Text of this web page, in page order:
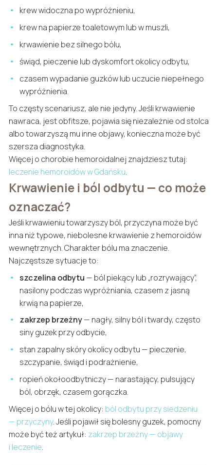
krew widoczna po wypróżnieniu,
krew na papierze toaletowym lub w muszli,
krwawienie bez silnego bólu,
świąd, pieczenie lub dyskomfort okolicy odbytu,
czasem wypadanie guzków lub uczucie niepełnego
wypróżnienia.
To częsty scenariusz, ale nie jedyny. Jeśli krwawienie
nawraca, jest obfitsze, pojawia się niezależnie od stolca
albo towarzyszą mu inne objawy, konieczna może być
szersza diagnostyka.
Więcej o chorobie hemoroidalnej znajdziesz tutaj:
leczenie hemoroidów w Gdańsku.
Krwawienie i ból odbytu — co może
oznaczać?
Jeśli krwawieniu towarzyszy ból, przyczyna może być
inna niż typowe, niebolesne krwawienie z hemoroidów
wewnętrznych. Charakter bólu ma znaczenie.
Najczęstsze sytuacje to:
szczelina odbytu — ból piekący lub „rozrywający”,
nasilony podczas wypróżniania, czasem z jasną
krwią na papierze,
zakrzep brzeżny— nagły, silny ból i twardy, często
siny guzek przy odbycie,
stan zapalny skóry okolicy odbytu — pieczenie,
szczypanie, świąd i podrażnienie,
ropień okołoodbytniczy — narastający, pulsujący
ból, obrzęk, czasem gorączka.
Więcej o bólu w tej okolicy: ból odbytu przy siedzeniu
— przyczyny. Jeśli pojawił się bolesny guzek, pomocny
może być też artykuł: zakrzep brzeżny — objawy
i leczenie.